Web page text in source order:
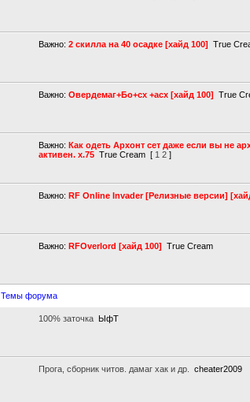
Важно: 2 скилла на 40 осадке [хайд 100] True
Важно: Овердемаг+Бо+сх +acx [хайд 100] True
Важно: Как одеть Архонт сет даже если вы не
активен. х.75 True Cream [ 1 2 ]
Важно: RF Online Invader [Релизные версии]
Важно: RFOverlord [хайд 100] True Cream
Темы форума
100% заточка ЫфТ
Прога, сборник читов. дамаг хак и др.
cheater2009